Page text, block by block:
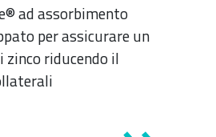
ad assorbimento
per assicurare un
riducendo il